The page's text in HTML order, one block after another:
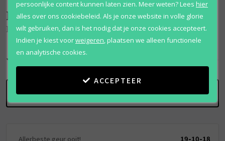
Beoordelingen (1)
Futura La Homme
SCHRIJF BEOORDELING
Allerbeste geur ooit! 19-10-18
persoonlijke content kunnen laten zien. Meer weten?Lees hier
alles over ons cookiebeleid. Als je onze website in volle glorie
wilt gebruiken, dan is het nodig dat je onze cookies accepteert.
Indien je kiest voorweigeren plaatsen we alleen functionele
en analytische cookies.
ACCEPTEER